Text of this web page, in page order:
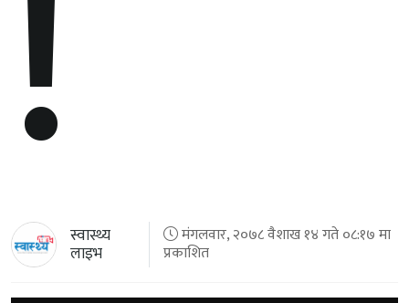
स्वास्थ्य
लाइभ
मंगलवार, २०७८ वैशाख १४ गते ०८:१७ मा
प्रकाशित